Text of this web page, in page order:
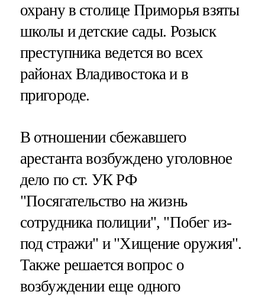
охрану в столице Приморья взяты
школы и детские сады. Розыск
преступника ведется во всех
районах Владивостока и в
пригороде.
В отношении сбежавшего
арестанта возбуждено уголовное
дело по ст. УК РФ
"Посягательство на жизнь
сотрудника полиции", "Побег из-
под стражи" и "Хищение оружия".
Также решается вопрос о
возбуждении еще одного